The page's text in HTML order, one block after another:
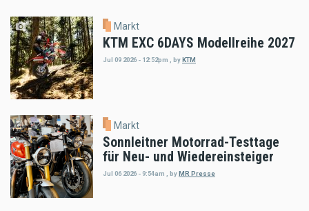
Markt
KTM EXC 6DAYS Modellreihe 2027
Jul 09 2026 - 12:52pm , by KTM
Markt
Sonnleitner Motorrad-Testtage
für Neu- und Wiedereinsteiger
Jul 06 2026 - 9:54am byMR Presse